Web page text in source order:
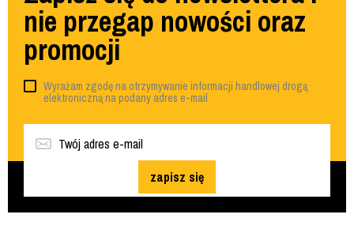
nie przegap nowości oraz
promocji
Wyrażam zgodę na otrzymywanie informacji handlowej drogą
elektroniczną na podany adres e-mail
zapisz się